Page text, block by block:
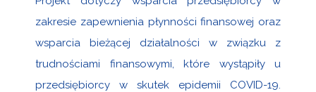
zakresie zapewnienia płynności finansowej oraz
wsparcia bieżącej działalności w związku z
trudnościami finansowymi, które wystąpiły u
przedsiębiorcy w skutek epidemii COVID-19.